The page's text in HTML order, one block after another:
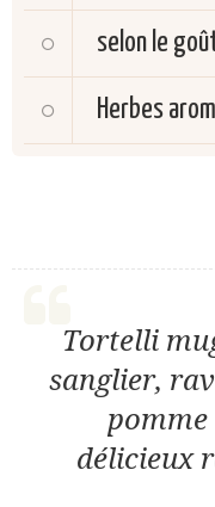
selon le
Herbes
Tortelli
sanglier,
pomme
délicieux